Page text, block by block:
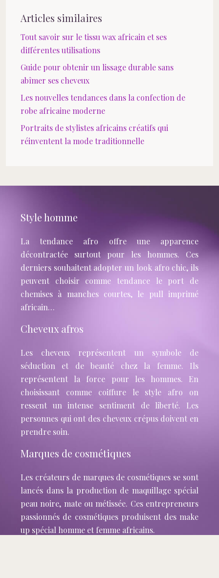
Articles similaires
Tout savoir sur le tissu wax africain et ses
différentes utilisations
Guide pour obtenir un lissage durable sans
abîmer ses cheveux
Les nouvelles tendances dans la confection de
robe africaine moderne
Portraits de stylistes africains créatifs qui
réinventent la mode traditionnelle
Style homme
La tendance afro offre une apparence
décontractée surtout pour les hommes. Ces
derniers souhaitent adopter un look afro chic, ils
peuvent choisir comme tendance le port de
chemises à manches courtes, le pull imprimé
africain…
Cheveux afros
Les cheveux représentent un symbole de
séduction et de beauté chez la femme. Ils
représentent la force pour les hommes. En
choisissant comme coiffure le style afro on
ressent un intense sentiment de liberté. Les
personnes qui ont des cheveux crépus doivent en
prendre soin.
Marques de cosmétiques
Les créateurs de marques de cosmétiques se sont
lancés dans la production de maquillage spécial
peau noire, mate ou métissée. Ces entrepreneurs
passionnés de cosmétiques produisent des make
up spécial homme et femme africains.